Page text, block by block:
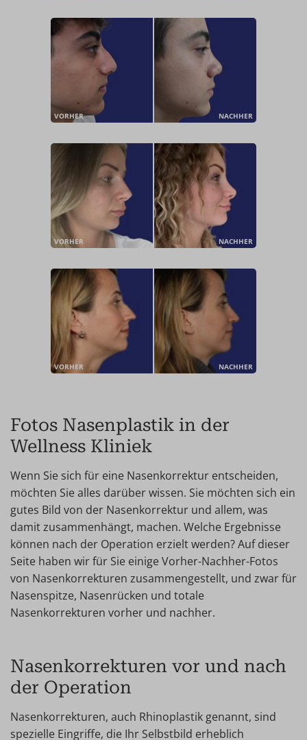
VORHER NACHHER
VORHER NACHHER
VORHER NACHHER
Fotos Nasenplastik in der
Wellness Kliniek
Wenn Sie sich für eine Nasenkorrektur entscheiden,
möchten Sie alles darüber wissen. Sie möchten sich ein
gutes Bild von der Nasenkorrektur und allem, was
damit zusammenhängt, machen. Welche Ergebnisse
können nach der Operation erzielt werden? Auf dieser
Seite haben wir für Sie einige Vorher-Nachher-Fotos
von Nasenkorrekturen zusammengestellt, und zwar für
Nasenspitze, Nasenrücken und totale
Nasenkorrekturen vorher und nachher.
Nasenkorrekturen vor und nach
der Operation
Nasenkorrekturen, auch Rhinoplastik genannt, sind
spezielle Eingriffe, die Ihr Selbstbild erheblich